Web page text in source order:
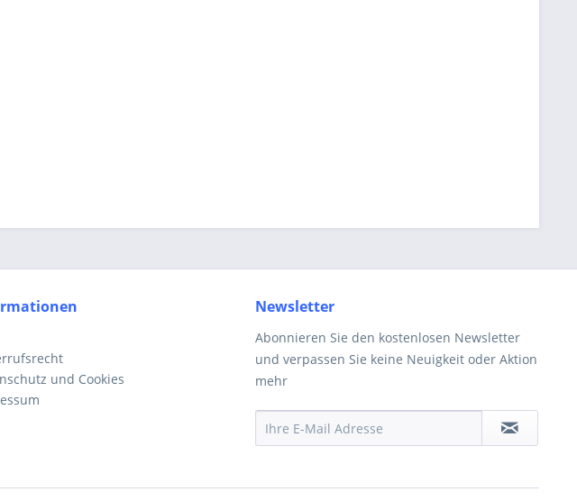
und Cookies
Newsletter
Abonnieren Sie den kostenlosen Newsletter
und verpassen Sie keine Neuigkeit oder Aktion
mehr